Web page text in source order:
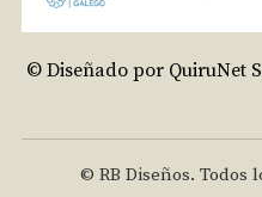
© Diseñado por QuiruNet
© RB Diseños. Todos